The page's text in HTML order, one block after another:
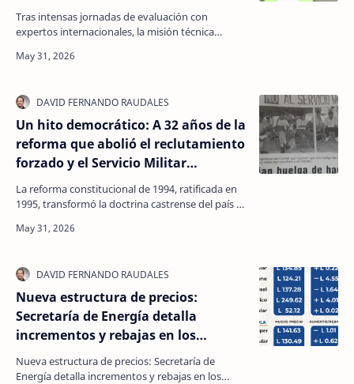
combinada en Honduras
Tras intensas jornadas de evaluación con
expertos internacionales, la misión técnica
prioridades estratégic…
Un hito democrático: A 32 años de la
reforma que abolió el reclutamiento
forzado y el Servicio Militar
Obligatorio en Honduras
La reforma constitucional de 1994, ratificada en
1995, transformó la doctrina castrense del país al
Nueva estructura de precios:
Secretaría de Energía detalla
incrementos y rebajas en los
combustibles a partir del lunes 1 de
junio
Nueva estructura de precios: Secretaría de
Energía detalla incrementos y rebajas en los